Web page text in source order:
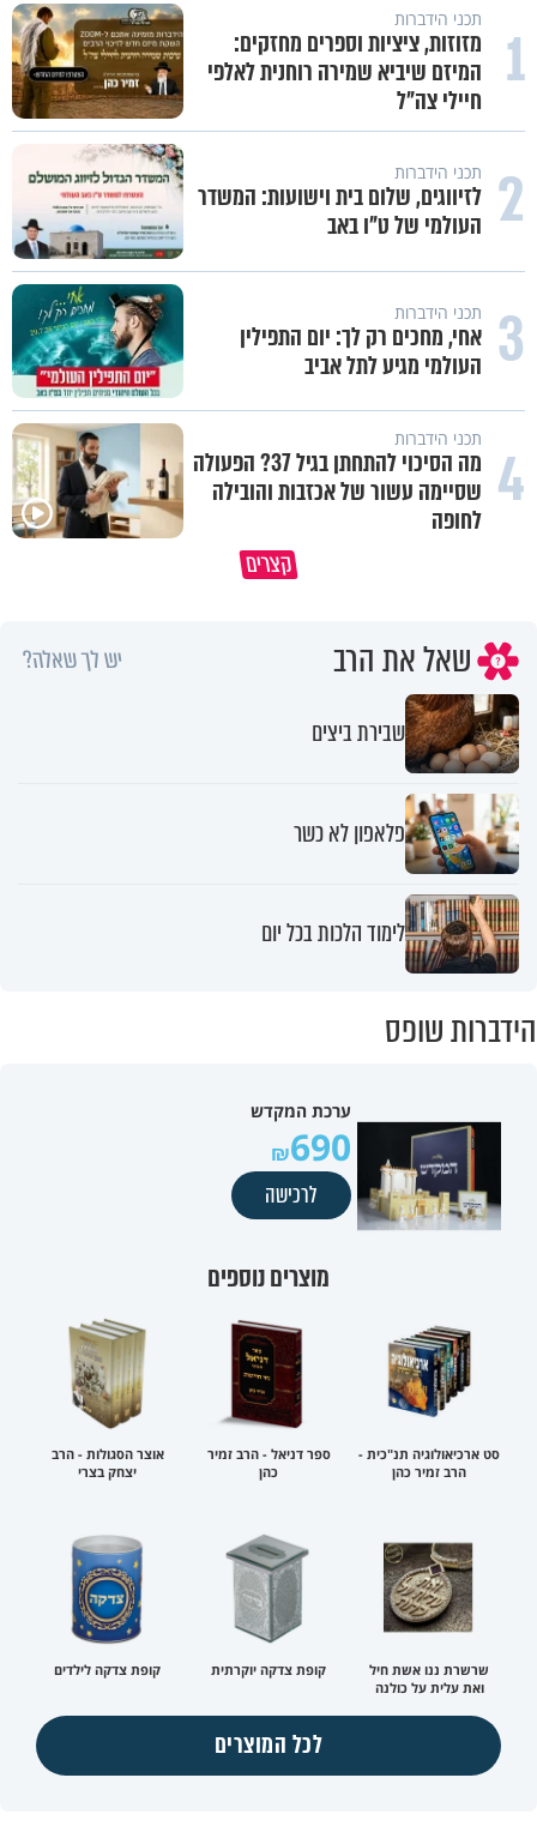
1 תכני הידברות
מזוזות, ציציות וספרים מחזקים:
המיזם שיביא שמירה רוחנית לאלפי
חיילי צה"ל
2 תכני הידברות
לזיווגים, שלום בית וישועות: המשדר
העולמי של ט"ו באב
3 תכני הידברות
אחי, מחכים רק לך: יום התפילין
העולמי מגיע לתל אביב
4 תכני הידברות
מה הסיכוי להתחתן בגיל 37? הפעולה
שסיימה עשור של אכזבות והובילה
לחופה
קצרים
שאל את הרב יש לך שאלה?
שבירת ביצים
פלאפון לא כשר
לימוד הלכות בכל יום
הידברות שופס
ערכת המקדש
690
לרכישה
מוצרים נוספים
סט ארכיאולוגיה תנ"כית -
הרב זמיר כהן
ספר דניאל - הרב זמיר
כהן
אוצר הסגולות - הרב
יצחק בצרי
שרשרת ננו אשת חיל
ואת עלית על כולנה
קופת צדקה יוקרתית קופת צדקה לילדים
לכל המוצרים